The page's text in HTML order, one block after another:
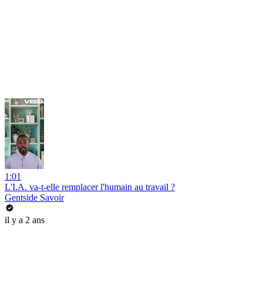
1:01
L'I.A. va-t-elle remplacer l'humain au travail ?
Gentside Savoir
il y a 2 ans